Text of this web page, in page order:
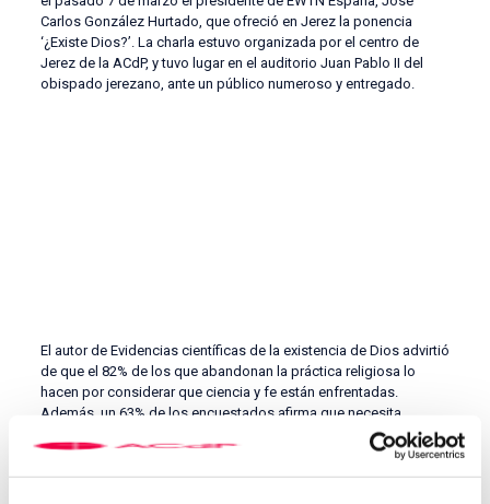
Carlos González Hurtado, que ofreció en Jerez la ponencia
‘¿Existe Dios?’. La charla estuvo organizada por el centro de
Jerez de la ACdP, y tuvo lugar en el auditorio Juan Pablo II del
obispado jerezano, ante un público numeroso y entregado.
El autor de Evidencias científicas de la existencia de Dios advirtió
de que el 82% de los que abandonan la práctica religiosa lo
hacen por considerar que ciencia y fe están enfrentadas.
Además, un 63% de los encuestados afirma que necesita
pruebas para creer. Frente a esto, González Hurtado defendió
que nunca ha habido tantas evidencias científicas sobre la
existencia de Dios como hoy en día, desde ámbitos como la